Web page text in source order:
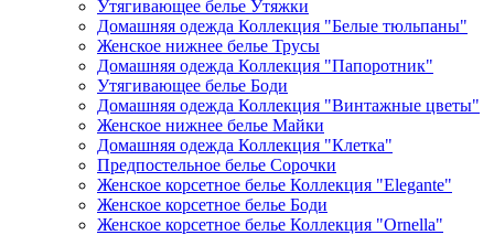
Утягивающее белье Утяжки
Домашняя одежда Коллекция "Белые тюльпаны"
Женское нижнее белье Трусы
Домашняя одежда Коллекция "Папоротник"
Утягивающее белье Боди
Домашняя одежда Коллекция "Винтажные цветы"
Женское нижнее белье Майки
Домашняя одежда Коллекция "Клетка"
Предпостельное белье Сорочки
Женское корсетное белье Коллекция "Elegante"
Женское корсетное белье Боди
Женское корсетное белье Коллекция "Ornella"